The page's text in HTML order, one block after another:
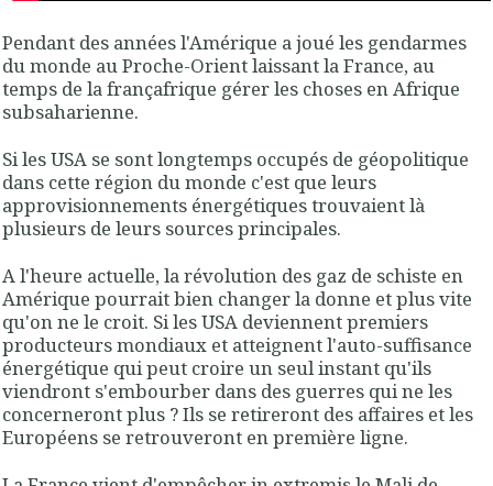
Pendant des années l'Amérique a joué les gendarmes
du monde au Proche-Orient laissant la France, au
temps de la françafrique gérer les choses en Afrique
subsaharienne.
Si les USA se sont longtemps occupés de géopolitique
dans cette région du monde c'est que leurs
approvisionnements énergétiques trouvaient là
plusieurs de leurs sources principales.
A l'heure actuelle, la révolution des gaz de schiste en
Amérique pourrait bien changer la donne et plus vite
qu'on ne le croit. Si les USA deviennent premiers
producteurs mondiaux et atteignent l'auto-suffisance
énergétique qui peut croire un seul instant qu'ils
viendront s'embourber dans des guerres qui ne les
concerneront plus ? Ils se retireront des affaires et les
Européens se retrouveront en première ligne.